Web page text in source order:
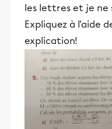
les lettres et je ne
Expliquez à l'aide
explication!